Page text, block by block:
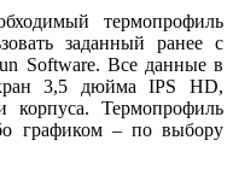
термопрофиль
заданный ранее с
Software. Все данные в
3,5 дюйма IPS HD,
корпуса. Термопрофиль
графиком – по выбору